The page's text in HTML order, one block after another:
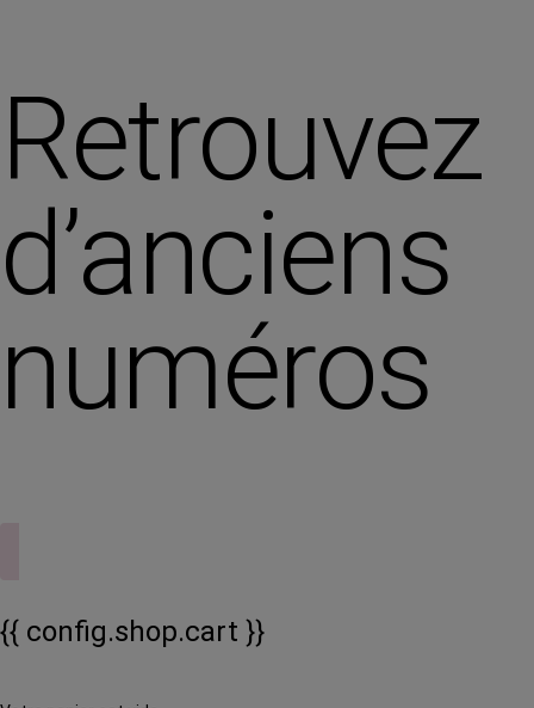
Retrouvez
d’anciens
numéros
{{ config.shop.cart }}